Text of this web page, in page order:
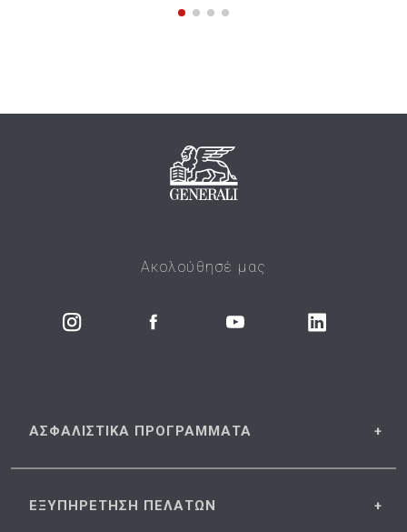
Ακολούθησέ μας
ΑΣΦΑΛΙΣΤΙΚΑ ΠΡΟΓΡΑΜΜΑΤΑ
ΕΞΥΠΗΡΕΤΗΣΗ ΠΕΛΑΤΩΝ